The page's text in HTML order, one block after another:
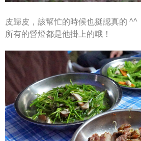
皮歸皮，該幫忙的時候也挺認真的 ^^
所有的營燈都是他掛上的哦！